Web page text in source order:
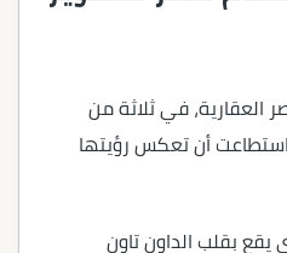
في ثلاثة من
استطاعت أن تعكس رؤيتها
يقع بقلب الداون تاون